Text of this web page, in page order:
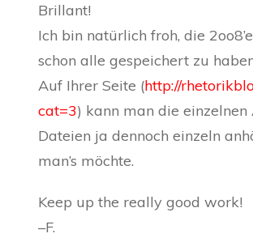
Brillant!
Ich bin natürlich froh, die
schon alle gespeichert zu
Auf Ihrer Seite (http://
cat=3) kann man die einzelnen
Dateien ja dennoch einzeln
man’s möchte.
Keep up the really good work!
–F.